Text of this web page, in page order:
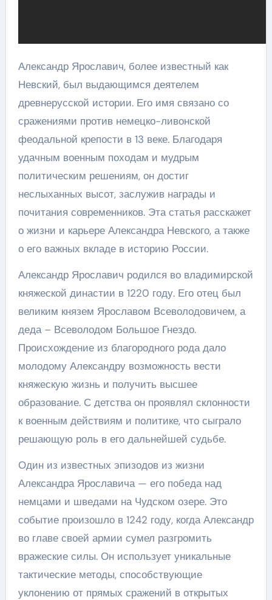
Александр Ярославич, более известный как
Невский, был выдающимся деятелем
древнерусской истории. Его имя связано со
сражениями против немецко-ливонской
феодальной крепости в 13 веке. Благодаря
удачным военным походам и мудрым
политическим решениям, он достиг
неслыханных высот, заслужив награды и
почитания современников. Эта статья расскажет
о жизни и карьере Александра Невского, а также
о его важных вкладе в историю России.
Александр Ярославич родился во владимирской
княжеской династии в 1220 году. Его отец был
великим князем Ярославом Всеволодовичем, а
деда – Всеволодом Большое Гнездо.
Происхождение из благородного рода дало
молодому Александру возможность вести
княжескую жизнь и получить высшее
образование. С детства он проявлял склонности
к военным действиям и политике, что сыграло
решающую роль в его дальнейшей судьбе.
Один из известных эпизодов из жизни
Александра Ярославича — его победа над
немцами и шведами на Чудском озере. Это
событие произошло в 1242 году, когда Александр
во главе своей армии сумел разгромить
вражеские силы. Он использует уникальные
тактические методы, способствующие
уклонению от прямых сражений в открытых